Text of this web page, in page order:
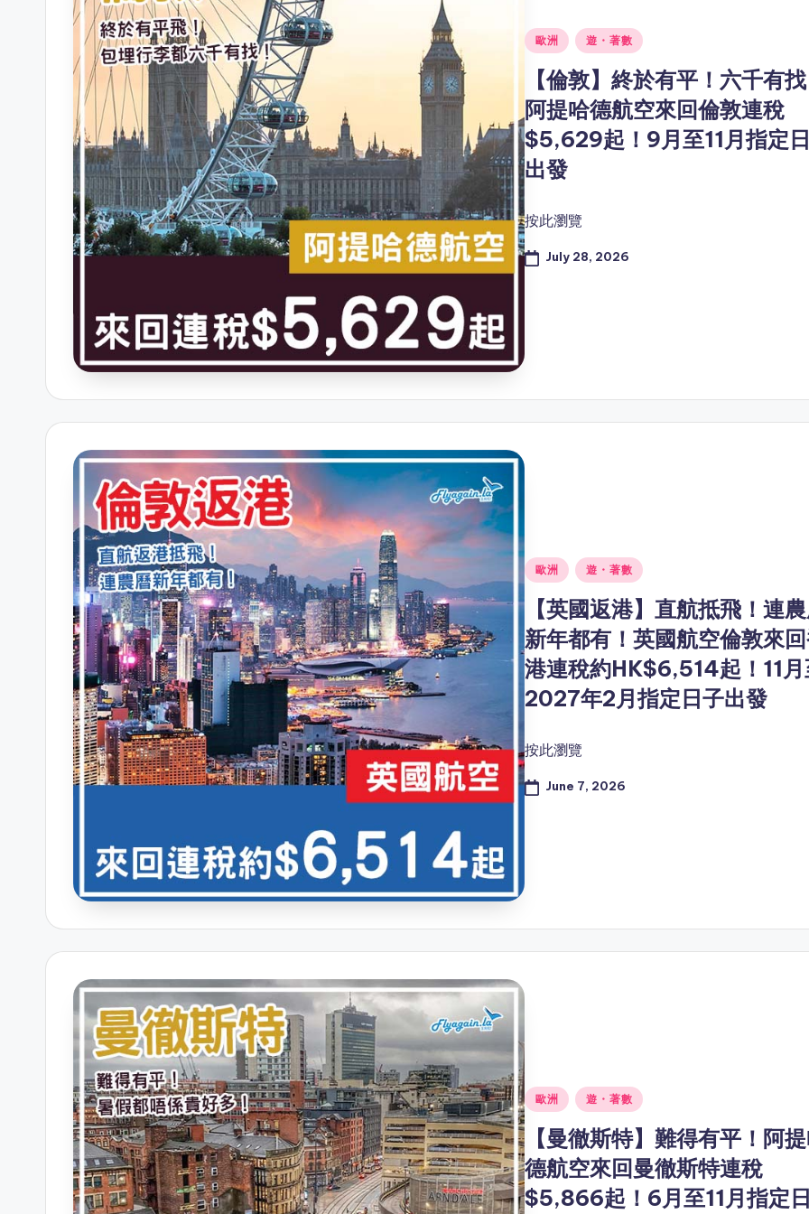
Posted
歐洲 遊・著數
【倫敦】終於有平！六千有
阿提哈德航空來回倫敦連稅
$5,629起！9月至11月指定
出發
按此瀏覽
July 28, 2026
Posted
歐洲 遊・著數
【英國返港】直航抵飛！連
新年都有！英國航空倫敦來
港連稅約HK$6,514起！11月
2027年2月指定日子出發
按此瀏覽
June 7, 2026
Posted
in
歐洲 遊・著數
【曼徹斯特】難得有平！阿
德航空來回曼徹斯特連稅
$5,866起！6月至11月指定